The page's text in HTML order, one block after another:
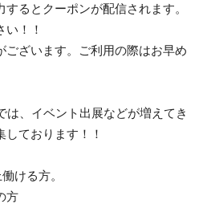
するとクーポンが配信されます。
！！
ざいます。ご利用の際はお早め
は、イベント出展などが増えてき
ております！！
ける方。
方